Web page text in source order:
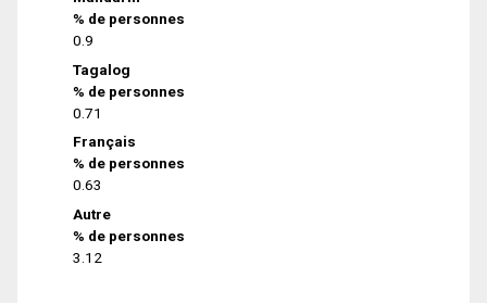
% de personnes
0.9
Tagalog
% de personnes
0.71
Français
% de personnes
0.63
Autre
% de personnes
3.12